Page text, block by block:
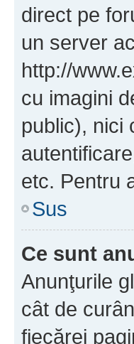
direct pe
un server
http://
cu imagini
public), nici
etc. Pentru
Sus
Ce sunt
Anunţurile
cât de
fiecărei